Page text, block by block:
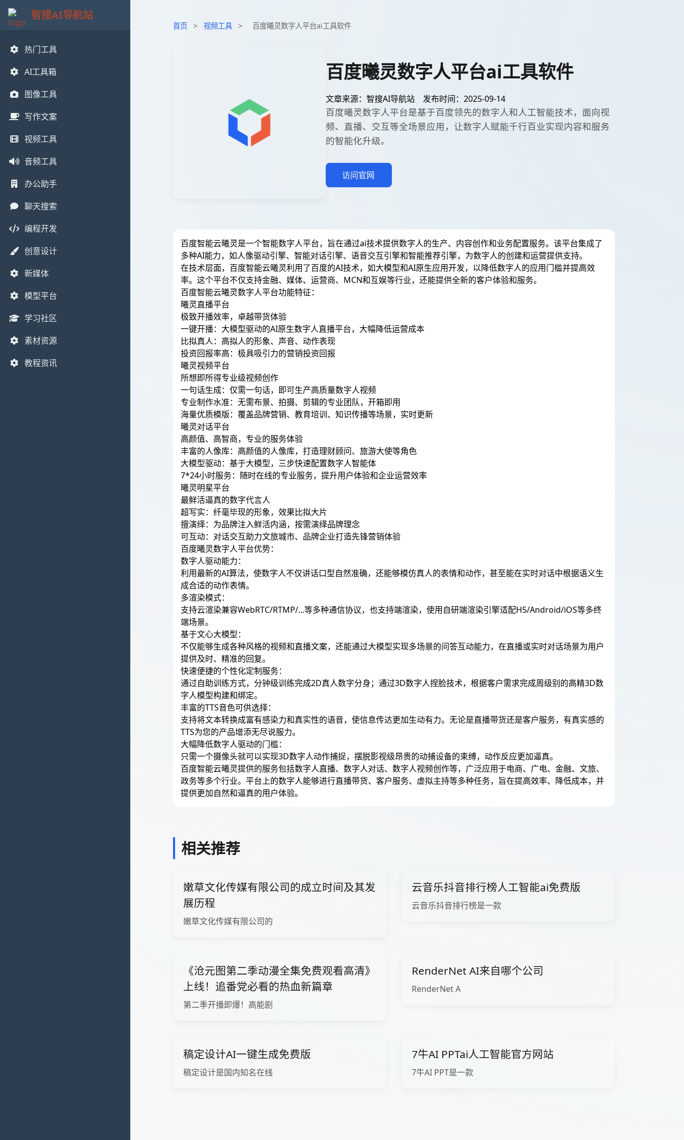
智搜AI导航站
热门工具
AI工具箱
图像工具
写作文案
视频工具
音频工具
办公助手
聊天搜索
编程开发
创意设计
新媒体
模型平台
学习社区
素材资源
教程资讯
首页 > 视频工具 > 百度曦灵数字人平台ai工具软件
百度曦灵数字人平台ai工具软件
文章来源：智搜AI导航站 发布时间：2025-09-14
百度曦灵数字人平台是基于百度领先的数字人和人工智能技术，面向视
频、直播、交互等全场景应用，让数字人赋能千行百业实现内容和服务
的智能化升级。
访问官网
百度智能云曦灵是一个智能数字人平台，旨在通过ai技术提供数字人的生产、内容创作和业务配置服务。该平台集成了
多种AI能力，如人像驱动引擎、智能对话引擎、语音交互引擎和智能推荐引擎，为数字人的创建和运营提供支持。
在技术层面，百度智能云曦灵利用了百度的AI技术，如大模型和AI原生应用开发，以降低数字人的应用门槛并提高效
率。这个平台不仅支持金融、媒体、运营商、MCN和互娱等行业，还能提供全新的客户体验和服务。
百度智能云曦灵数字人平台功能特征：
曦灵直播平台
极致开播效率，卓越带货体验
一键开播：大模型驱动的AI原生数字人直播平台，大幅降低运营成本
比拟真人：高拟人的形象、声音、动作表现
投资回报率高：极具吸引力的营销投资回报
曦灵视频平台
所想即所得专业级视频创作
一句话生成：仅需一句话，即可生产高质量数字人视频
专业制作水准：无需布景、拍摄、剪辑的专业团队，开箱即用
海量优质模版：覆盖品牌营销、教育培训、知识传播等场景，实时更新
曦灵对话平台
高颜值、高智商，专业的服务体验
丰富的人像库：高颜值的人像库，打造理财顾问、旅游大使等角色
大模型驱动：基于大模型，三步快速配置数字人智能体
7*24小时服务：随时在线的专业服务，提升用户体验和企业运营效率
曦灵明星平台
最鲜活逼真的数字代言人
超写实：纤毫毕现的形象，效果比拟大片
擅演绎：为品牌注入鲜活内涵，按需演绎品牌理念
可互动：对话交互助力文旅城市、品牌企业打造先锋营销体验
百度曦灵数字人平台优势：
数字人驱动能力：
利用最新的AI算法，使数字人不仅讲话口型自然准确，还能够模仿真人的表情和动作，甚至能在实时对话中根据语义生
成合适的动作表情。
多渲染模式：
支持云渲染兼容WebRTC/RTMP/...等多种通信协议，也支持端渲染，使用自研端渲染引擎适配H5/Android/iOS等多终
端场景。
基于文心大模型：
不仅能够生成各种风格的视频和直播文案，还能通过大模型实现多场景的问答互动能力，在直播或实时对话场景为用户
提供及时、精准的回复。
快速便捷的个性化定制服务：
通过自助训练方式，分钟级训练完成2D真人数字分身；通过3D数字人捏脸技术，根据客户需求完成周级别的高精3D数
字人模型构建和绑定。
丰富的TTS音色可供选择：
支持将文本转换成富有感染力和真实性的语音，使信息传达更加生动有力。无论是直播带货还是客户服务，有真实感的
TTS为您的产品增添无尽说服力。
大幅降低数字人驱动的门槛：
只需一个摄像头就可以实现3D数字人动作捕捉，摆脱影视级昂贵的动捕设备的束缚，动作反应更加逼真。
百度智能云曦灵提供的服务包括数字人直播、数字人对话、数字人视频创作等，广泛应用于电商、广电、金融、文旅、
政务等多个行业。平台上的数字人能够进行直播带货、客户服务、虚拟主持等多种任务，旨在提高效率、降低成本，并
提供更加自然和逼真的用户体验。
相关推荐
嫩草文化传媒有限公司的成立时间及其发
展历程
嫩草文化传媒有限公司的
云音乐抖音排行榜人工智能ai免费版
云音乐抖音排行榜是一款
《沧元图第二季动漫全集免费观看高清》
上线！追番党必看的热血新篇章
第二季开播即爆！高能剧
RenderNet AI来自哪个公司
RenderNet A
稿定设计AI一键生成免费版
稿定设计是国内知名在线
7牛AI PPTai人工智能官方网站
7牛AI PPT是一款